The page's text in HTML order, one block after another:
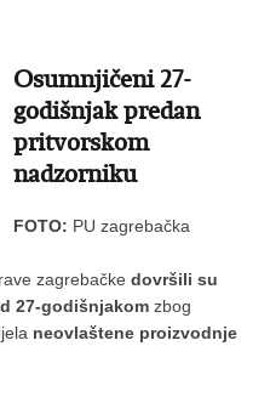
Osumnjičeni 27-
godišnjak predan
pritvorskom
nadzorniku
FOTO: PU zagrebačka
zagrebačkedovršili su
27-godišnjakom zbog
neovlaštene proizvodnje